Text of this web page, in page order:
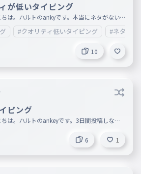
が低いタイピング
は。ハルトのankyです。本当にネタがない
てください。あと、関係ない話に入りますが、
ー所属してません。どこにも。あと、言いたい
当にこんな道で正解だったのか、引退してよか
てずっと考えています。しかも、不安が消えて
にもありますが、これだけは言われてくださ
稿休ませてください。理由は、特にないですが
いです。明後日に、2本投稿しますので。明々
#クオリティ低いタイピング #ネタない
10
ピング
は。ハルトのankeyです。3日間投稿しなく
みます。....特に言うこともありません。強いて
更新したことくらいです。確か、、、803打
打鍵記録更新しました。（対して変わらないで
録も対して変わらないです。）寿司打タイピン
6 1